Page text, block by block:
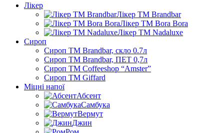
Лікер
Лікер ТМ Brandbar
Лікер ТМ Bora Bora
Лікер ТМ Nadaluxe
Сироп
Сироп TM Brandbar, скло 0.7л
Сироп TM Brandbar, ПЕТ 0,7л
Сироп TM Coffeeshop “Amster”
Сироп TM Giffard
Міцні напої
Абсент
Самбука
Вермут
Джин